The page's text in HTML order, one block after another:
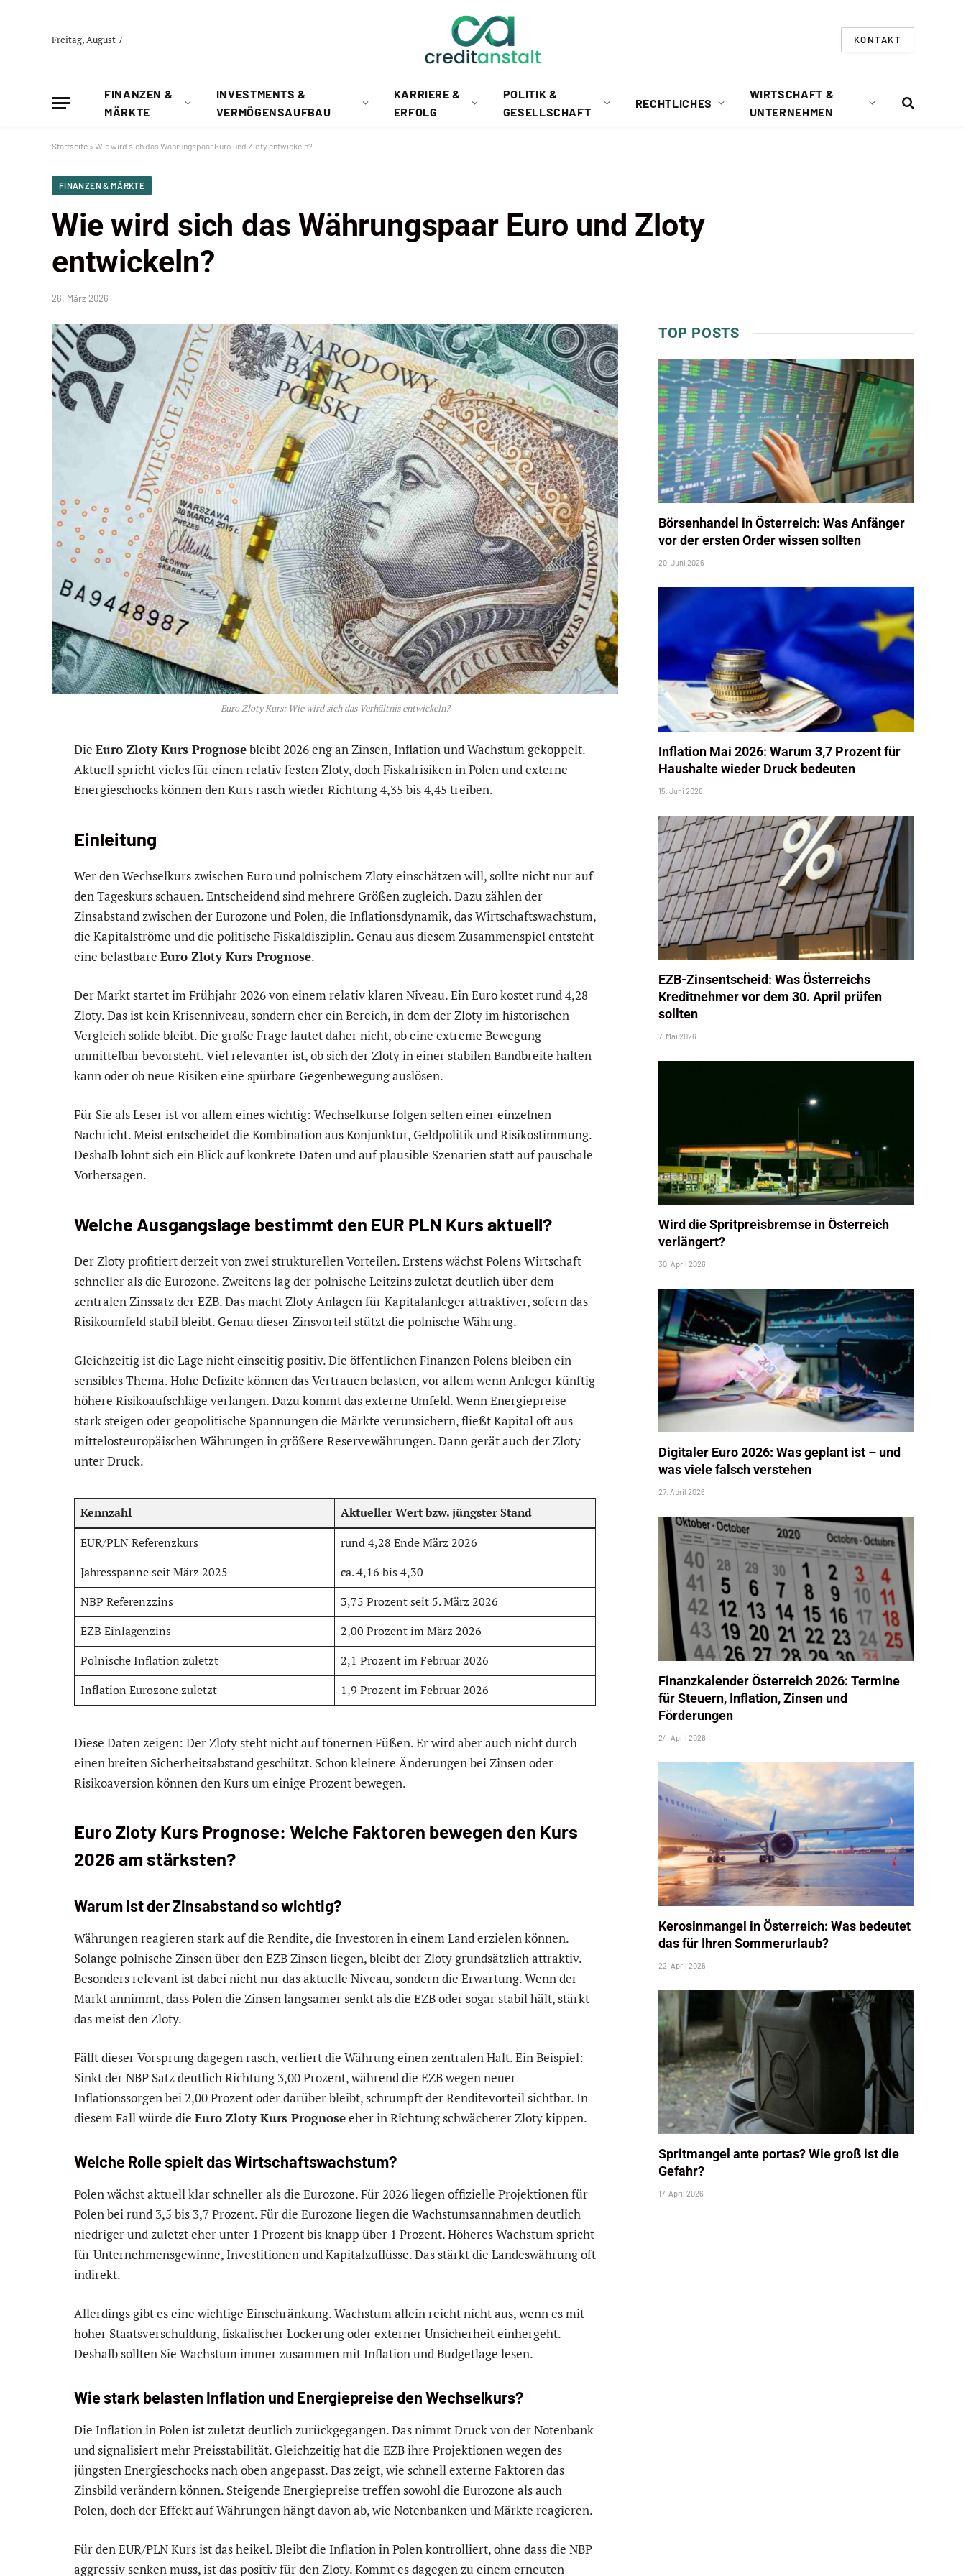
Freitag, August 7 KONTAKT
FINANZEN &
MÄRKTE
INVESTMENTS &
VERMÖGENSAUFBAU
KARRIERE &
ERFOLG
POLITIK &
GESELLSCHAFT
RECHTLICHES
WIRTSCHAFT &
UNTERNEHMEN
Startseite » Wie wird sich das Währungspaar Euro und Zloty entwickeln?
FINANZEN & MÄRKTE
Wie wird sich das Währungspaar Euro und Zloty
entwickeln?
26. März 2026
Euro Zloty Kurs: Wie wird sich das Verhältnis entwickeln?
Die Euro Zloty Kurs Prognosebleibt 2026 eng an Zinsen, Inflation und Wachstum gekoppelt.
Aktuell spricht vieles für einen relativ festen Zloty, doch Fiskalrisiken in Polen und externe
Energieschocks können den Kurs rasch wieder Richtung 4,35 bis 4,45 treiben.
Einleitung
Wer den Wechselkurs zwischen Euro und polnischem Zloty einschätzen will, sollte nicht nur auf
den Tageskurs schauen. Entscheidend sind mehrere Größen zugleich. Dazu zählen der
Zinsabstand zwischen der Eurozone und Polen, die Inflationsdynamik, das Wirtschaftswachstum,
die Kapitalströme und die politische Fiskaldisziplin. Genau aus diesem Zusammenspiel entsteht
eine belastbare Euro Zloty Kurs Prognose.
Der Markt startet im Frühjahr 2026 von einem relativ klaren Niveau. Ein Euro kostet rund 4,28
Zloty. Das ist kein Krisenniveau, sondern eher ein Bereich, in dem der Zloty im historischen
Vergleich solide bleibt. Die große Frage lautet daher nicht, ob eine extreme Bewegung
unmittelbar bevorsteht. Viel relevanter ist, ob sich der Zloty in einer stabilen Bandbreite halten
kann oder ob neue Risiken eine spürbare Gegenbewegung auslösen.
Für Sie als Leser ist vor allem eines wichtig: Wechselkurse folgen selten einer einzelnen
Nachricht. Meist entscheidet die Kombination aus Konjunktur, Geldpolitik und Risikostimmung.
Deshalb lohnt sich ein Blick auf konkrete Daten und auf plausible Szenarien statt auf pauschale
Vorhersagen.
Welche Ausgangslage bestimmt den EUR PLN Kurs aktuell?
Der Zloty profitiert derzeit von zwei strukturellen Vorteilen. Erstens wächst Polens Wirtschaft
schneller als die Eurozone. Zweitens lag der polnische Leitzins zuletzt deutlich über dem
zentralen Zinssatz der EZB. Das macht Zloty Anlagen für Kapitalanleger attraktiver, sofern das
Risikoumfeld stabil bleibt. Genau dieser Zinsvorteil stützt die polnische Währung.
Gleichzeitig ist die Lage nicht einseitig positiv. Die öffentlichen Finanzen Polens bleiben ein
sensibles Thema. Hohe Defizite können das Vertrauen belasten, vor allem wenn Anleger künftig
höhere Risikoaufschläge verlangen. Dazu kommt das externe Umfeld. Wenn Energiepreise
stark steigen oder geopolitische Spannungen die Märkte verunsichern, fließt Kapital oft aus
mittelosteuropäischen Währungen in größere Reservewährungen. Dann gerät auch der Zloty
unter Druck.
Kennzahl
Aktueller Wert bzw. jüngster Stand
EUR/PLN Referenzkurs
rund 4,28 Ende März 2026
Jahresspanne seit März 2025
ca. 4,16 bis 4,30
NBP Referenzzins
3,75 Prozent seit 5. März 2026
EZB Einlagenzins
2,00 Prozent im März 2026
Polnische Inflation zuletzt
2,1 Prozent im Februar 2026
Inflation Eurozone zuletzt
1,9 Prozent im Februar 2026
Diese Daten zeigen: Der Zloty steht nicht auf tönernen Füßen. Er wird aber auch nicht durch
einen breiten Sicherheitsabstand geschützt. Schon kleinere Änderungen bei Zinsen oder
Risikoaversion können den Kurs um einige Prozent bewegen.
Euro Zloty Kurs Prognose: Welche Faktoren bewegen den Kurs
2026 am stärksten?
Warum ist der Zinsabstand so wichtig?
Währungen reagieren stark auf die Rendite, die Investoren in einem Land erzielen können.
Solange polnische Zinsen über den EZB Zinsen liegen, bleibt der Zloty grundsätzlich attraktiv.
Besonders relevant ist dabei nicht nur das aktuelle Niveau, sondern die Erwartung. Wenn der
Markt annimmt, dass Polen die Zinsen langsamer senkt als die EZB oder sogar stabil hält, stärkt
das meist den Zloty.
Fällt dieser Vorsprung dagegen rasch, verliert die Währung einen zentralen Halt. Ein Beispiel:
Sinkt der NBP Satz deutlich Richtung 3,00 Prozent, während die EZB wegen neuer
Inflationssorgen bei 2,00 Prozent oder darüber bleibt, schrumpft der Renditevorteil sichtbar. In
diesem Fall würde die Euro Zloty Kurs Prognoseeher in Richtung schwächerer Zloty kippen.
Welche Rolle spielt das Wirtschaftswachstum?
Polen wächst aktuell klar schneller als die Eurozone. Für 2026 liegen offizielle Projektionen für
Polen bei rund 3,5 bis 3,7 Prozent. Für die Eurozone liegen die Wachstumsannahmen deutlich
niedriger und zuletzt eher unter 1 Prozent bis knapp über 1 Prozent. Höheres Wachstum spricht
für Unternehmensgewinne, Investitionen und Kapitalzuflüsse. Das stärkt die Landeswährung oft
indirekt.
Allerdings gibt es eine wichtige Einschränkung. Wachstum allein reicht nicht aus, wenn es mit
hoher Staatsverschuldung, fiskalischer Lockerung oder externer Unsicherheit einhergeht.
Deshalb sollten Sie Wachstum immer zusammen mit Inflation und Budgetlage lesen.
Wie stark belasten Inflation und Energiepreise den Wechselkurs?
Die Inflation in Polen ist zuletzt deutlich zurückgegangen. Das nimmt Druck von der Notenbank
und signalisiert mehr Preisstabilität. Gleichzeitig hat die EZB ihre Projektionen wegen des
jüngsten Energieschocks nach oben angepasst. Das zeigt, wie schnell externe Faktoren das
Zinsbild verändern können. Steigende Energiepreise treffen sowohl die Eurozone als auch
Polen, doch der Effekt auf Währungen hängt davon ab, wie Notenbanken und Märkte reagieren.
Für den EUR/PLN Kurs ist das heikel. Bleibt die Inflation in Polen kontrolliert, ohne dass die NBP
aggressiv senken muss, ist das positiv für den Zloty. Kommt es dagegen zu einem erneuten
TOP POSTS
Börsenhandel in Österreich: Was Anfänger
vor der ersten Order wissen sollten
20. Juni 2026
Inflation Mai 2026: Warum 3,7 Prozent für
Haushalte wieder Druck bedeuten
15. Juni 2026
EZB-Zinsentscheid: Was Österreichs
Kreditnehmer vor dem 30. April prüfen
sollten
7. Mai 2026
Wird die Spritpreisbremse in Österreich
verlängert?
30. April 2026
Digitaler Euro 2026: Was geplant ist – und
was viele falsch verstehen
27. April 2026
Finanzkalender Österreich 2026: Termine
für Steuern, Inflation, Zinsen und
Förderungen
24. April 2026
Kerosinmangel in Österreich: Was bedeutet
das für Ihren Sommerurlaub?
22. April 2026
Spritmangel ante portas? Wie groß ist die
Gefahr?
17. April 2026